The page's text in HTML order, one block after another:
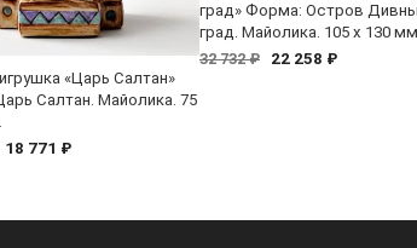
«Царь Салтан»
Салтан. Майолика. 75
18 771 ₽
град» Форма: Остров
град. Майолика. 105 x 130
32 732 ₽
22 258 ₽